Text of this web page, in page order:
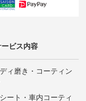
ービス内容
ィ磨き・コーティン
ート・車内コーティ